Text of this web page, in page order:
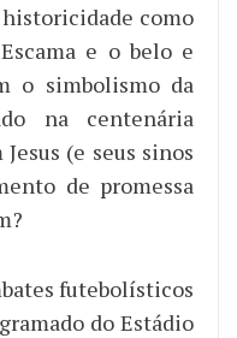
como
e o belo e
o simbolismo da
na centenária
(e seus sinos
de promessa
futebolísticos
do Estádio